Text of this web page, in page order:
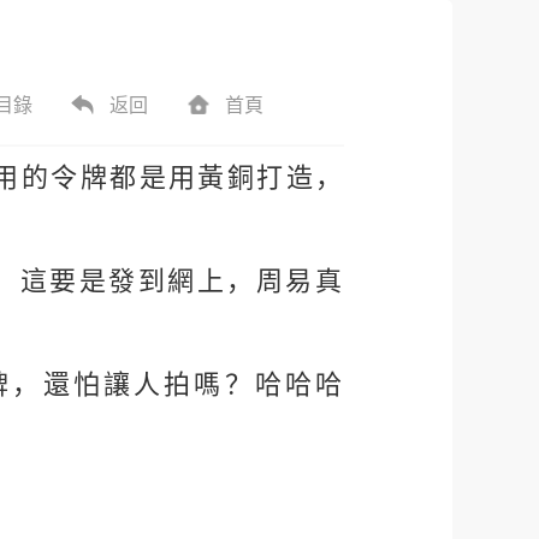
錄 返回 首頁
令牌都是用黃銅打造，
這要是發到網上，周易真
還怕讓人拍嗎？哈哈哈